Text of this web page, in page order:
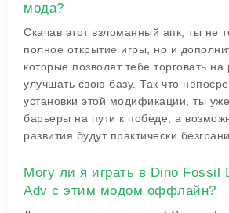
мода?
Скачав этот взломанный апк, ты не
полное открытие игры, но и
которые позволят тебе торговать
улучшать свою базу. Так что
установки этой модификации, ты
барьеры на пути к победе, а
развития будут практически
Могу ли я играть в Dino Fossil
Adv с этим модом оффлайн?